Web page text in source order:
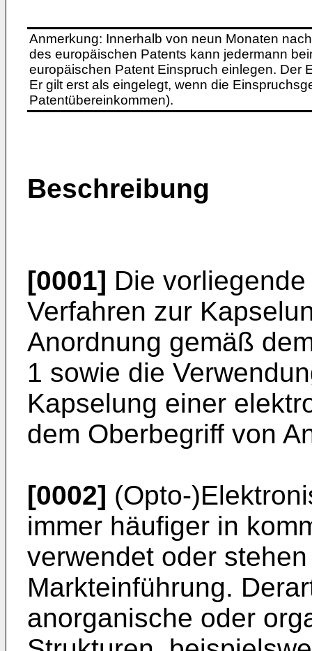
Anmerkung: Innerhalb von neun Monaten
des europäischen Patents kann jedermann
europäischen Patent Einspruch einlegen. Der
Er gilt erst als eingelegt, wenn die
Patentübereinkommen).
Beschreibung
[0001] Die
Verfahren zur
Anordnung gemäß
1 sowie die
Kapselung einer
dem Oberbegriff von
[0002] (Opto-
immer häufiger in
verwendet oder
Markteinführung.
anorganische oder